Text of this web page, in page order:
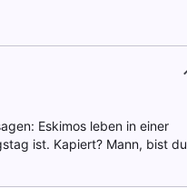
Eskimos leben in einer
ist. Kapiert? Mann, bist du